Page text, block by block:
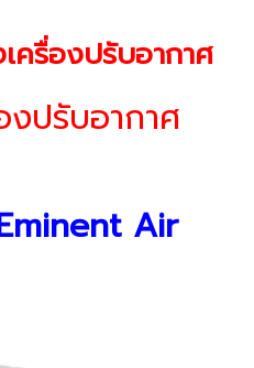
ครื่องปรับอากาศ
งปรับอากาศ
Air